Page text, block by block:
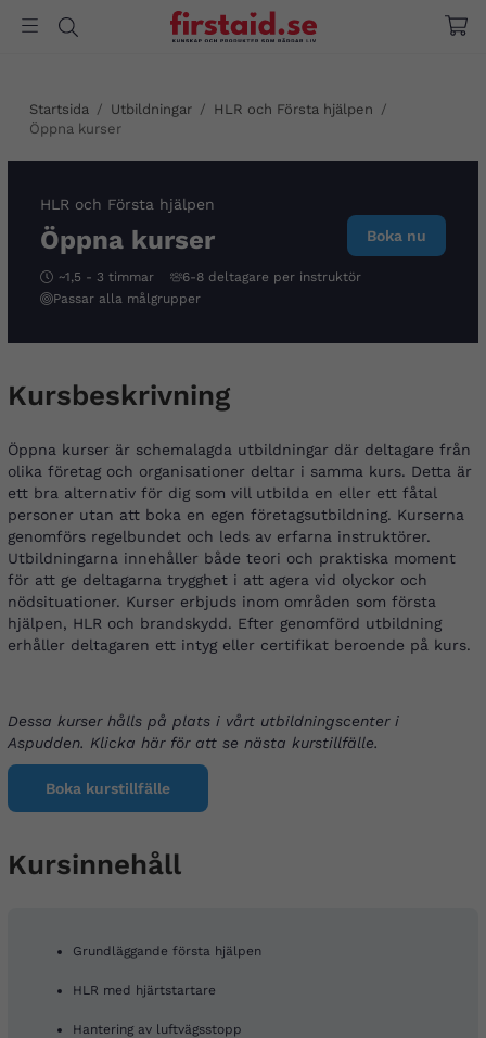
Startsida / Utbildningar / HLR och Första hjälpen /
Öppna kurser
HLR och Första hjälpen
Öppna kurser Boka nu
~1,5 - 3 timmar
6-8 deltagare per instruktör
Passar alla målgrupper
Kursbeskrivning
Öppna kurser är schemalagda utbildningar där deltagare från
olika företag och organisationer deltar i samma kurs. Detta är
ett bra alternativ för dig som vill utbilda en eller ett fåtal
personer utan att boka en egen företagsutbildning. Kurserna
genomförs regelbundet och leds av erfarna instruktörer.
Utbildningarna innehåller både teori och praktiska moment
för att ge deltagarna trygghet i att agera vid olyckor och
nödsituationer. Kurser erbjuds inom områden som första
hjälpen, HLR och brandskydd. Efter genomförd utbildning
erhåller deltagaren ett intyg eller certifikat beroende på kurs.
Dessa kurser hålls på plats i vårt utbildningscenter i
Aspudden. Klicka här för att se nästa kurstillfälle.
Boka kurstillfälle
Kursinnehåll
Grundläggande första hjälpen
HLR med hjärtstartare
Hantering av luftvägsstopp